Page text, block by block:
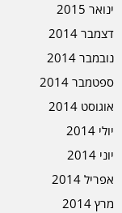
ינואר 2015
דצמבר 2014
נובמבר 2014
ספטמבר 2014
אוגוסט 2014
יולי 2014
יוני 2014
אפריל 2014
מרץ 2014